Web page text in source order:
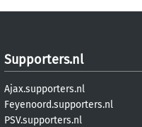
Supporters.nl
Ajax.supporters.nl
Feyenoord.supporters.nl
PSV.supporters.nl